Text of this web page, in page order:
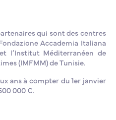
qui sont des centres
Accademia Italiana
l’Institut Méditerranéen de
(IMFMM) de Tunisie.
ans à compter du 1er janvier
000 €.